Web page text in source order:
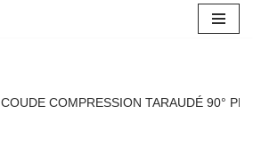
COUDE COMPRESSION TARAUDÉ 90°